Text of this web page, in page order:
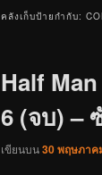
คลังเก็บป้ายกำกับ:
Half
6 (จบ) –
เขียนบน30 พฤษภาค